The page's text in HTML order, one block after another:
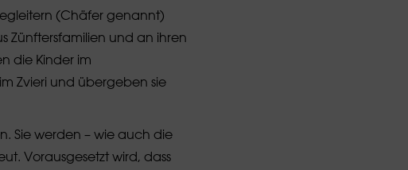
(Chäfer genannt)
Zünftersfamilien und an ihren
die Kinder im
Zvieri und übergeben sie
Sie werden – wie auch die
Vorausgesetzt wird, dass